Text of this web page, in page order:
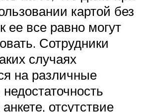
картой без
ее все равно могут
Сотрудники
случаях
на различные
отсутствие